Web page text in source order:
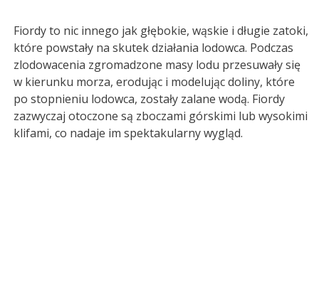
Fiordy to nic innego jak głębokie, wąskie i długie zatoki,
które powstały na skutek działania lodowca. Podczas
zlodowacenia zgromadzone masy lodu przesuwały się
w kierunku morza, erodując i modelując doliny, które
po stopnieniu lodowca, zostały zalane wodą. Fiordy
zazwyczaj otoczone są zboczami górskimi lub wysokimi
klifami, co nadaje im spektakularny wygląd.